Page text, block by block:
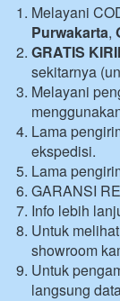
Melayani
Purwakarta,
GRATIS
sekitarnya
Melayani
Lama
ekspedisi.
Lama
GARANSI
Info lebih
Untuk
showroom
Untuk
langsung